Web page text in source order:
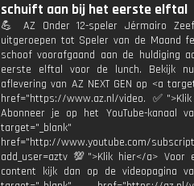
schuift aan bij het eerste elftal
💪 AZ Onder 12-speler Jérmairo
uitgeroepen tot Speler van de Maand
schoof voorafgaand aan de huldiging
eerste elftal voor de lunch. Bekijk
aflevering van AZ NEXT GEN op <a
href="https://www.az.nl/video.
Abonneer je op het YouTube-kanaal
target="_blank"
href="http://www.youtube.com/
add_user=aztv 💯">Klik hier</a> Voor
content kijk dan op de videopagina